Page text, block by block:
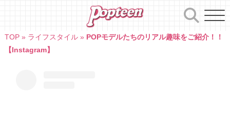
TOP» ライフスタイル» POPモデルたちのリアル趣味をご紹介！！
【Instagram】